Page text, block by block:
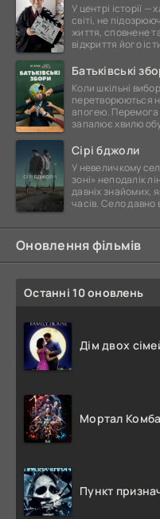
У центрі історії
світі, не
життя, сповнене
відкриття його
Батьківські
Коли шкільні
перетворюються
апогею. Перемога
запалює хвилю
Сірі бджоли
У невеличкому
зоні» неподалік
давніх знайомих,
часів. Село давно
Оновлення фільмів
Останні 10 оновлень
Дім двох
Мортал
Пункт